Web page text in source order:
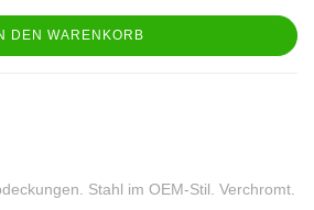
DEN WARENKORB